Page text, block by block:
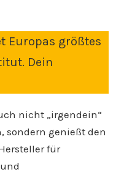
Europas größtes
Dein
nicht „irgendein“
sondern genießt den
für